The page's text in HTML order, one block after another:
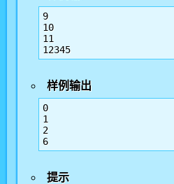
9
10
11
12345
样例输出
0
1
2
6
提示